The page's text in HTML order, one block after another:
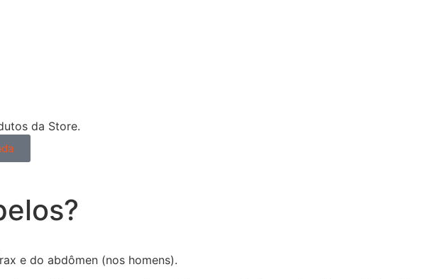
da Store.
e do abdômen (nos homens).